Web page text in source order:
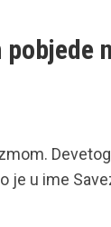
Devetog
je u ime